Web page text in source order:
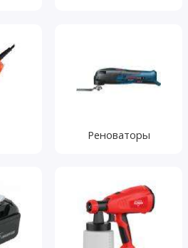
Реноваторы